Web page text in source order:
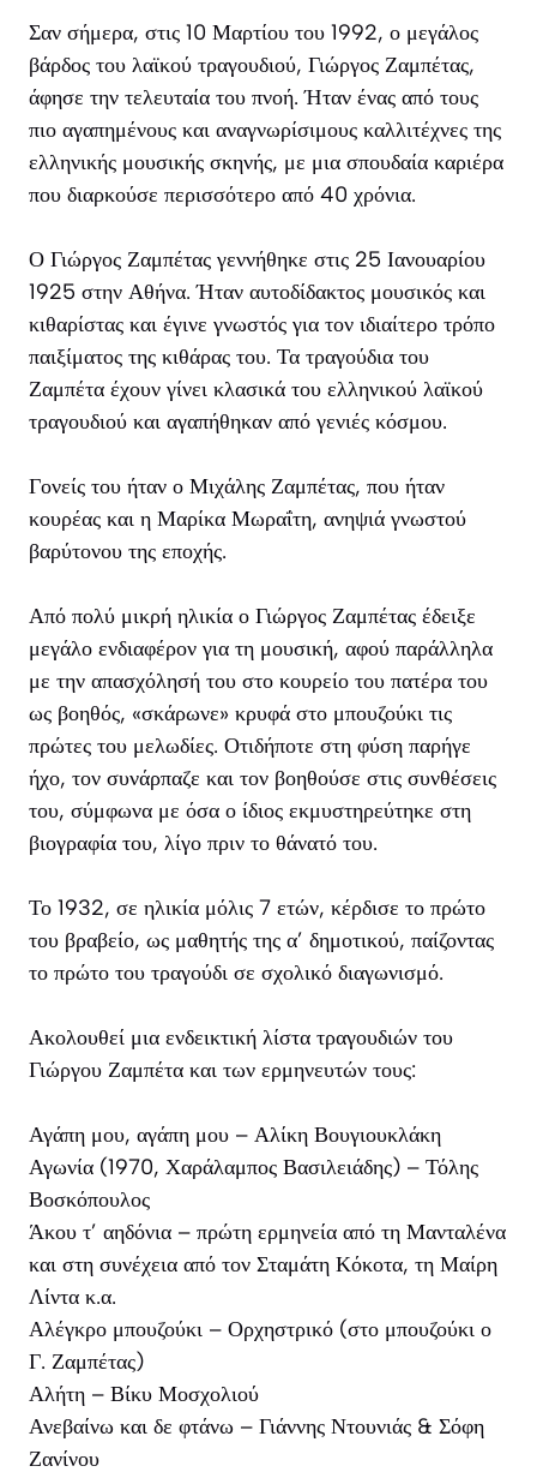
Σαν σήμερα, στις 10 Μαρτίου του 1992, ο μεγάλος
βάρδος του λαϊκού τραγουδιού, Γιώργος Ζαμπέτας,
άφησε την τελευταία του πνοή. Ήταν ένας από τους
πιο αγαπημένους και αναγνωρίσιμους καλλιτέχνες της
ελληνικής μουσικής σκηνής, με μια σπουδαία καριέρα
που διαρκούσε περισσότερο από 40 χρόνια.
Ο Γιώργος Ζαμπέτας γεννήθηκε στις 25 Ιανουαρίου
1925 στην Αθήνα. Ήταν αυτοδίδακτος μουσικός και
κιθαρίστας και έγινε γνωστός για τον ιδιαίτερο τρόπο
παιξίματος της κιθάρας του. Τα τραγούδια του
Ζαμπέτα έχουν γίνει κλασικά του ελληνικού λαϊκού
τραγουδιού και αγαπήθηκαν από γενιές κόσμου.
Γονείς του ήταν ο Μιχάλης Ζαμπέτας, που ήταν
κουρέας και η Μαρίκα Μωραΐτη, ανηψιά γνωστού
βαρύτονου της εποχής.
Από πολύ μικρή ηλικία ο Γιώργος Ζαμπέτας έδειξε
μεγάλο ενδιαφέρον για τη μουσική, αφού παράλληλα
με την απασχόλησή του στο κουρείο του πατέρα του
ως βοηθός, «σκάρωνε» κρυφά στο μπουζούκι τις
πρώτες του μελωδίες. Οτιδήποτε στη φύση παρήγε
ήχο, τον συνάρπαζε και τον βοηθούσε στις συνθέσεις
του, σύμφωνα με όσα ο ίδιος εκμυστηρεύτηκε στη
βιογραφία του, λίγο πριν το θάνατό του.
Το 1932, σε ηλικία μόλις 7 ετών, κέρδισε το πρώτο
του βραβείο, ως μαθητής της α’ δημοτικού, παίζοντας
το πρώτο του τραγούδι σε σχολικό διαγωνισμό.
Ακολουθεί μια ενδεικτική λίστα τραγουδιών του
Γιώργου Ζαμπέτα και των ερμηνευτών τους:
Αγάπη μου, αγάπη μου – Αλίκη Βουγιουκλάκη
Αγωνία (1970, Χαράλαμπος Βασιλειάδης) – Τόλης
Βοσκόπουλος
Άκου τ’ αηδόνια – πρώτη ερμηνεία από τη Μανταλένα
και στη συνέχεια από τον Σταμάτη Κόκοτα, τη Μαίρη
Λίντα κ.α.
Αλέγκρο μπουζούκι – Ορχηστρικό (στο μπουζούκι ο
Γ. Ζαμπέτας)
Αλήτη – Βίκυ Μοσχολιού
Ανεβαίνω και δε φτάνω – Γιάννης Ντουνιάς & Σόφη
Ζανίνου